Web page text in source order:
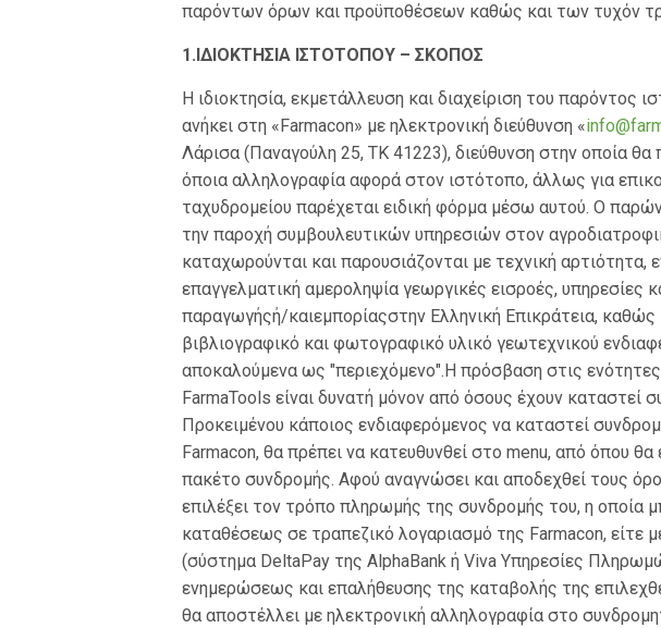
παρόντων όρων και προϋποθέσεων καθώς και των τυχόν
1.ΙΔΙΟΚΤΗΣΙΑ ΙΣΤΟΤΟΠΟΥ – ΣΚΟΠΟΣ
Η ιδιοκτησία, εκμετάλλευση και διαχείριση του παρόντος
ανήκει στη «Farmacon» με ηλεκτρονική διεύθυνση «
Λάρισα (Παναγούλη 25, ΤΚ 41223), διεύθυνση στην οποία θα
όποια αλληλογραφία αφορά στον ιστότοπο, άλλως για
ταχυδρομείου παρέχεται ειδική φόρμα μέσω αυτού. Ο
την παροχή συμβουλευτικών υπηρεσιών στον
καταχωρούνται και παρουσιάζονται με τεχνική αρτιότητα,
επαγγελματική αμεροληψία γεωργικές εισροές, υπηρεσίες
παραγωγήςή/καιεμπορίαςστην Ελληνική Επικράτεια, καθώς
βιβλιογραφικό και φωτογραφικό υλικό γεωτεχνικού
αποκαλούμενα ως "περιεχόμενο".Η πρόσβαση στις ενότητες
FarmaTools είναι δυνατή μόνον από όσους έχουν καταστεί
Προκειμένου κάποιος ενδιαφερόμενος να καταστεί
Farmacon, θα πρέπει να κατευθυνθεί στο menu, από όπου θα
πακέτο συνδρομής. Αφού αναγνώσει και αποδεχθεί τους
επιλέξει τον τρόπο πληρωμής της συνδρομής του, η οποία
καταθέσεως σε τραπεζικό λογαριασμό της Farmacon, είτε
(σύστημα DeltaPay της AlphaBank ή Viva Υπηρεσίες
ενημερώσεως και επαλήθευσης της καταβολής της
θα αποστέλλει με ηλεκτρονική αλληλογραφία στο